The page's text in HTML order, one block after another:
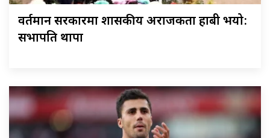
वर्तमान सरकारमा शासकीय अराजकता हाबी भयो:
सभापति थापा